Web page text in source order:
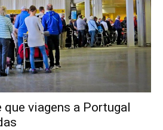
que viagens a Portugal